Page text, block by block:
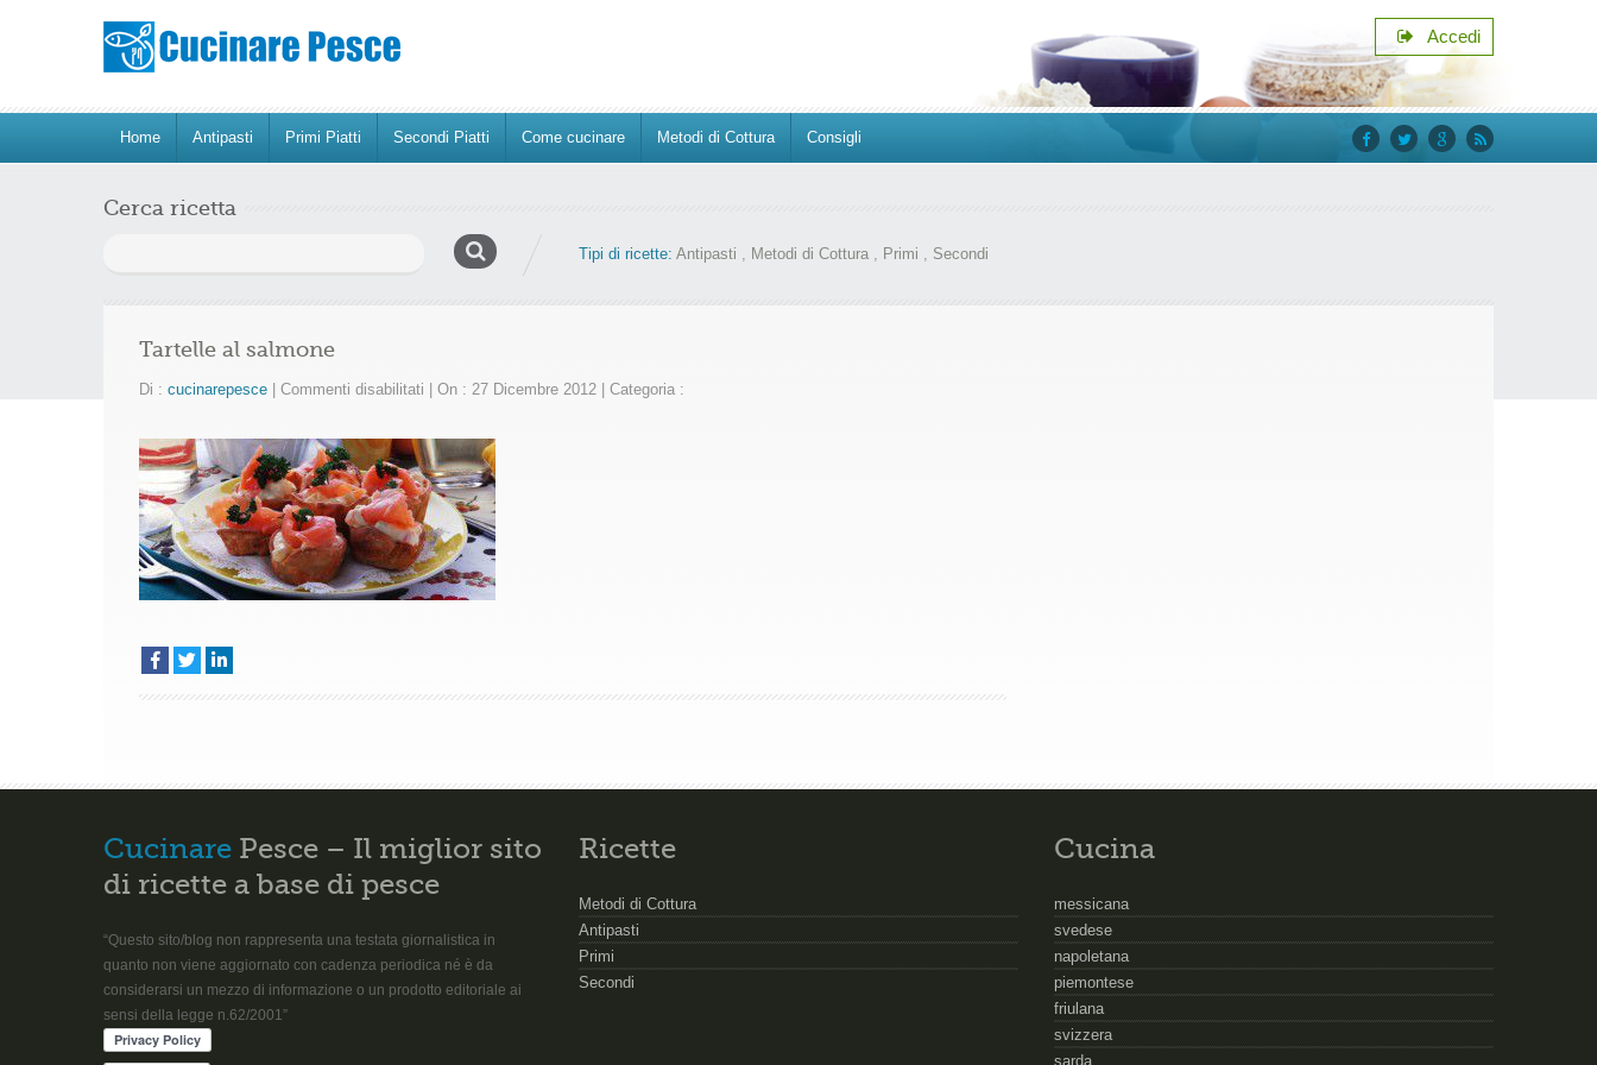
Accedi
Home Antipasti Primi Piatti Secondi Piatti Come cucinare Metodi di Cottura
Consigli
facebook
twittergoogle+
rss
Cerca ricetta
Tipi di ricette: Antipasti , Metodi di Cottura , Primi , Secondi
Tartelle al salmone
Di : cucinarepesce Commenti disabilitati su
al
salmone
On : 27 Dicembre 2012 Categoria :
Cucinare Pesce – Il miglior sito
di ricette a base di pesce
“Questo sito/blog non rappresenta una testata giornalistica in
quanto non viene aggiornato con cadenza periodica né è da
considerarsi un mezzo di informazione o un prodotto editoriale ai
sensi della legge n.62/2001”
Ricette
Metodi di Cottura
Antipasti
Primi
Secondi
Cucina
messicana
svedese
napoletana
piemontese
friulana
svizzera
sarda